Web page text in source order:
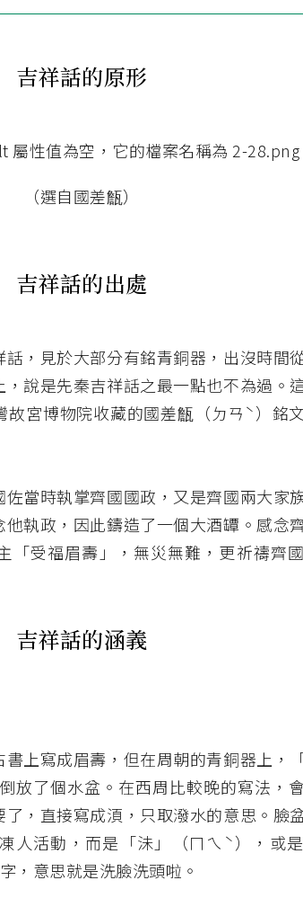
吉祥話的原形
（選自國差甔）
吉祥話的出處
，見於大部分有銘青銅器，出沒時間
說是先秦吉祥話之最一點也不為過。
宮博物院收藏的國差甔（ㄉㄢˋ）銘
佐當時執掌齊國國政，又是齊國兩大
執政，因此鑄造了一個大酒罈。感念
「受福眉壽」，無災無難，更祈禱齊
吉祥話的涵義
上寫成眉壽，但在周朝的青銅器上，
放了個水盆。在西周比較晚的寫法，
，直接寫成湏，只取潑水的意思。臉
人活動，而是「沬」（ㄇㄟˋ），或
，意思就是洗臉洗頭啦。